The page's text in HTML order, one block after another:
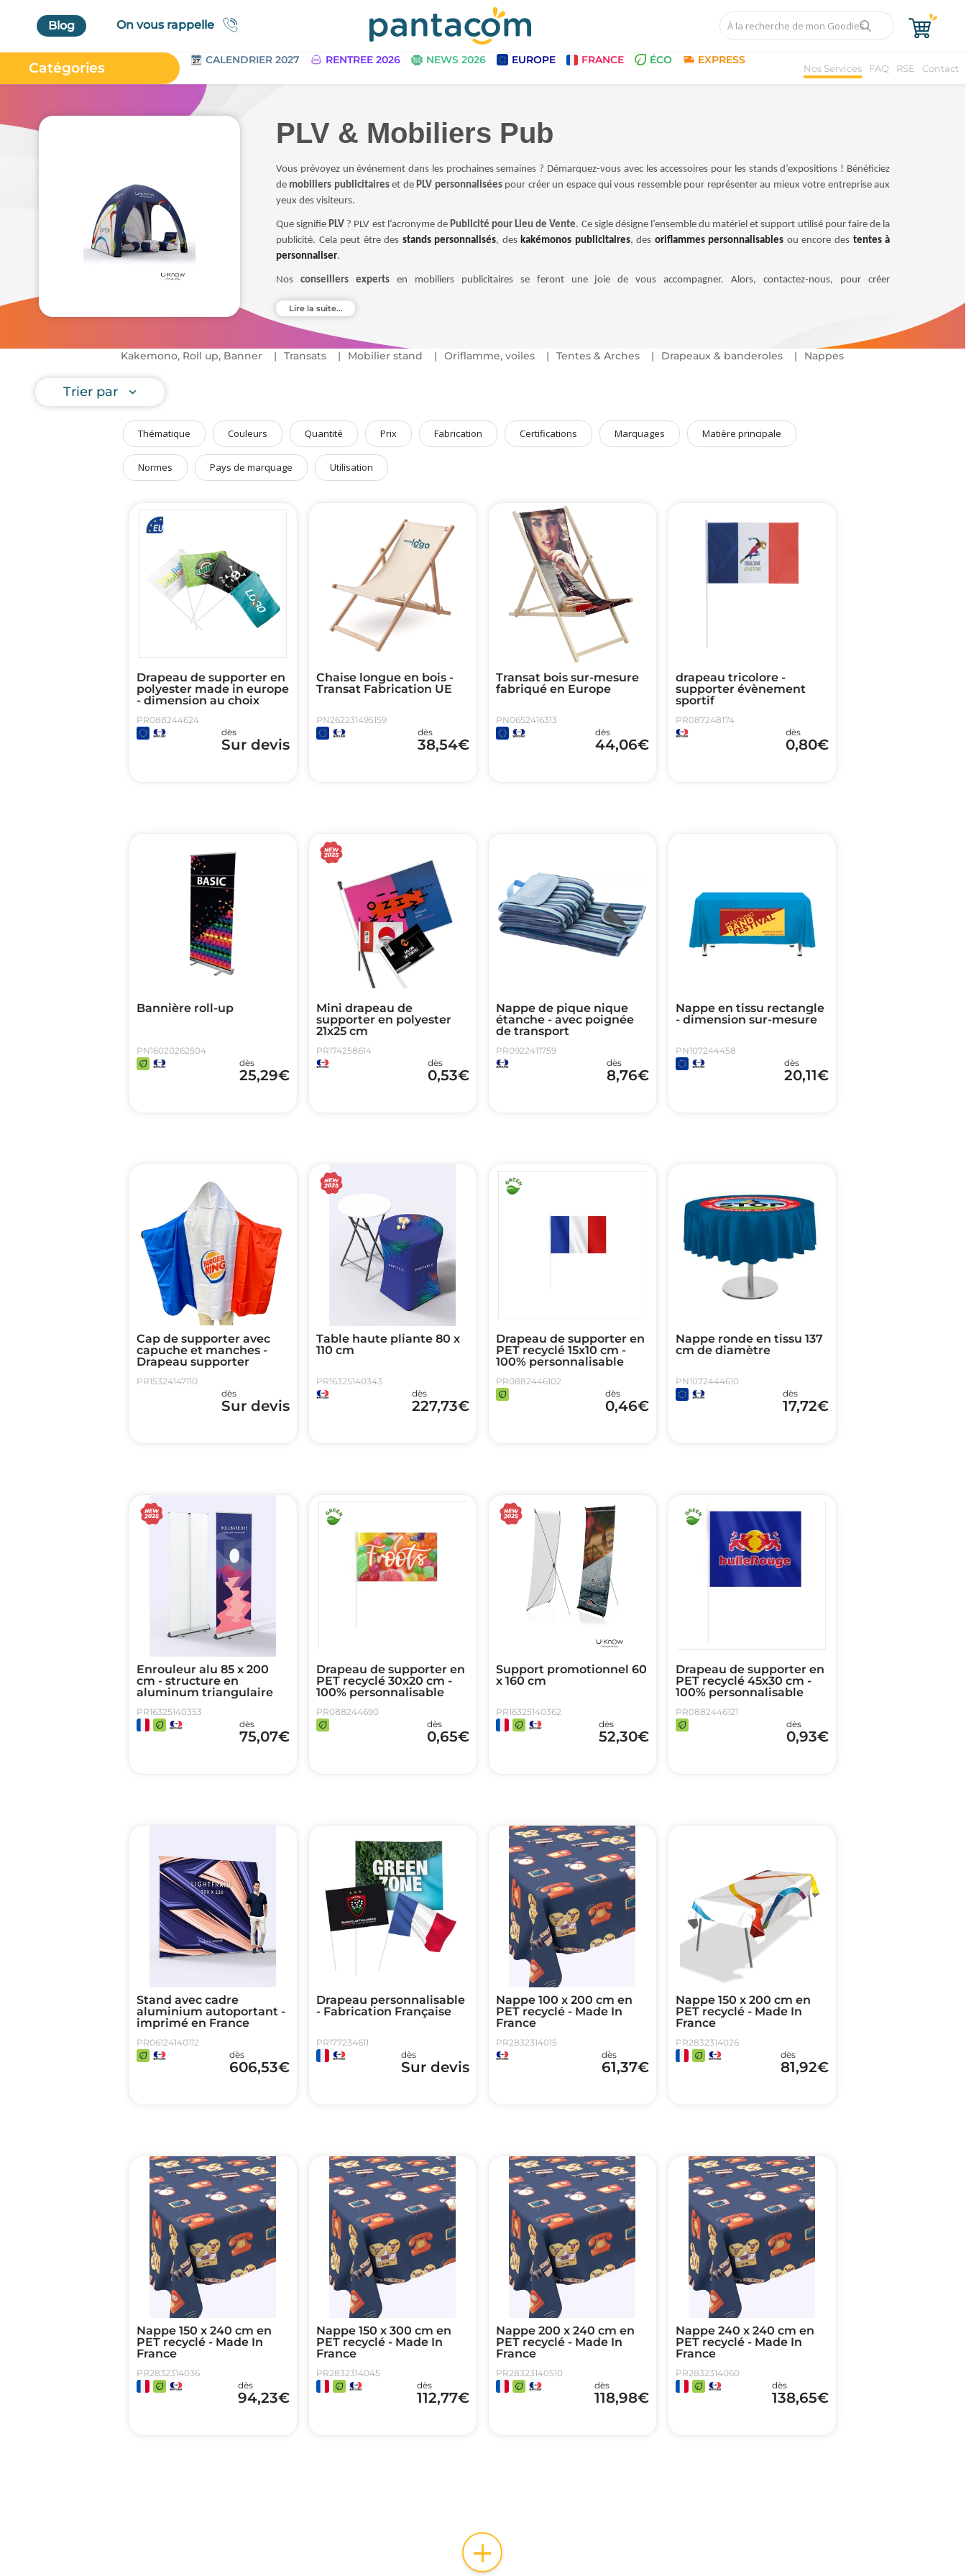
Blog On vous rappelle
Catégories CALENDRIER 2027 RENTREE 2026 NEWS 2026 EUROPE FRANCE ÉCO EXPRESS
Nos Services FAQ RSE Contact
Au Bureau
Textiles & Accessoires
Vêtements de Travail
Parapluies & Parasols
Art de la Table
Plantes et Graines
Bien être & Sécurité
Sports, loisirs & jouets
Accessoires Auto & Vélo
PLV & Mobiliers Pub
Packaging sur-mesure
Evénement Entreprise
PLV & Mobiliers Pub
Vous prévoyez un événement dans les prochaines semaines ? Démarquez-vous avec les accessoires pour les stands d’expositions ! Bénéficiez
de mobiliers publicitaireset de PLV personnaliséespour créer un espace qui vous ressemble pour représenter au mieux votre entreprise aux
yeux des visiteurs.
Que signifie PLV ? PLV est l’acronyme de Publicité pour Lieu de Vente. Ce sigle désigne l’ensemble du matériel et support utilisé pour faire de la
publicité. Cela peut être des stands personnalisés, des kakémonos publicitaires, des oriflammes personnalisables ou encore des tentes à
personnaliser.
Nos conseillers expertsen mobiliers publicitaires se feront une joie de vous accompagner. Alors, contactez-nous, pour créer
Lire la suite...
Kakemono, Roll up, Banner Transats Mobilier stand Oriflamme, voiles Tentes & Arches Drapeaux & banderoles Nappes
Trier par
Thématique Couleurs Quantité Prix Fabrication Certifications Marquages Matière principale
Normes Pays de marquage Utilisation
Drapeau de supporter en
polyester made in europe
- dimension au choix
PR088244624
dès
Sur devis
Chaise longue en bois -
Transat Fabrication UE
PN262231495159
dès
38,54€
Transat bois sur-mesure
fabriqué en Europe
PN0652416313
dès
44,06€
drapeau tricolore -
supporter évènement
sportif
PR087248174
dès
0,80€
Bannière roll-up
PN16020262504
dès
25,29€
Mini drapeau de
supporter en polyester
21x25 cm
PR174258614
dès
0,53€
Nappe de pique nique
étanche - avec poignée
de transport
PR0922411759
dès
8,76€
Nappe en tissu rectangle
- dimension sur-mesure
PN107244458
dès
20,11€
Cap de supporter avec
capuche et manches -
Drapeau supporter
PR15324147110
dès
Sur devis
Table haute pliante 80 x
110 cm
PR16325140343
dès
227,73€
Drapeau de supporter en
PET recyclé 15x10 cm -
100% personnalisable
PR0882446102
dès
0,46€
Nappe ronde en tissu 137
cm de diamètre
PN1072444610
dès
17,72€
Enrouleur alu 85 x 200
cm - structure en
aluminum triangulaire
PR16325140353
dès
75,07€
Drapeau de supporter en
PET recyclé 30x20 cm -
100% personnalisable
PR088244690
dès
0,65€
Support promotionnel 60
x 160 cm
PR16325140362
dès
52,30€
Drapeau de supporter en
PET recyclé 45x30 cm -
100% personnalisable
PR0882446121
dès
0,93€
Stand avec cadre
aluminium autoportant -
imprimé en France
PR06124140112
dès
606,53€
Drapeau personnalisable
- Fabrication Française
PR177234611
dès
Sur devis
Nappe 100 x 200 cm en
PET recyclé - Made In
France
PR2832314015
dès
61,37€
Nappe 150 x 200 cm en
PET recyclé - Made In
France
PR2832314026
dès
81,92€
Nappe 150 x 240 cm en
PET recyclé - Made In
France
PR2832314036
dès
94,23€
Nappe 150 x 300 cm en
PET recyclé - Made In
France
PR2832314045
dès
112,77€
Nappe 200 x 240 cm en
PET recyclé - Made In
France
PR28323140510
dès
118,98€
Nappe 240 x 240 cm en
PET recyclé - Made In
France
PR2832314060
dès
138,65€
+